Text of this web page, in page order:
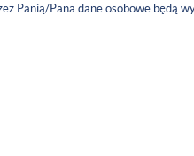
Panią/Pana dane osobowe będą